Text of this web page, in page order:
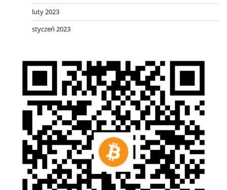
luty 2023
styczeń 2023